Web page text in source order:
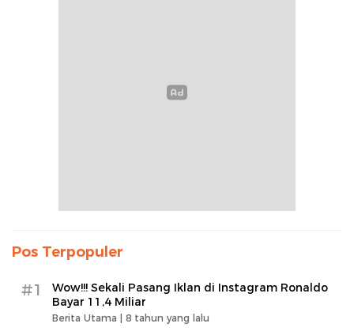
Pos Terpopuler
#1
Wow!!! Sekali Pasang Iklan di Instagram Ronaldo
Bayar 11,4 Miliar
Berita Utama | 8 tahun yang lalu